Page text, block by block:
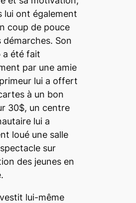
lui ont également
coup de pouce
démarches. Son
a été fait
par une amie
lui a offert
à un bon
30$, un centre
lui a
loué une salle
sur
des jeunes en
lui-même